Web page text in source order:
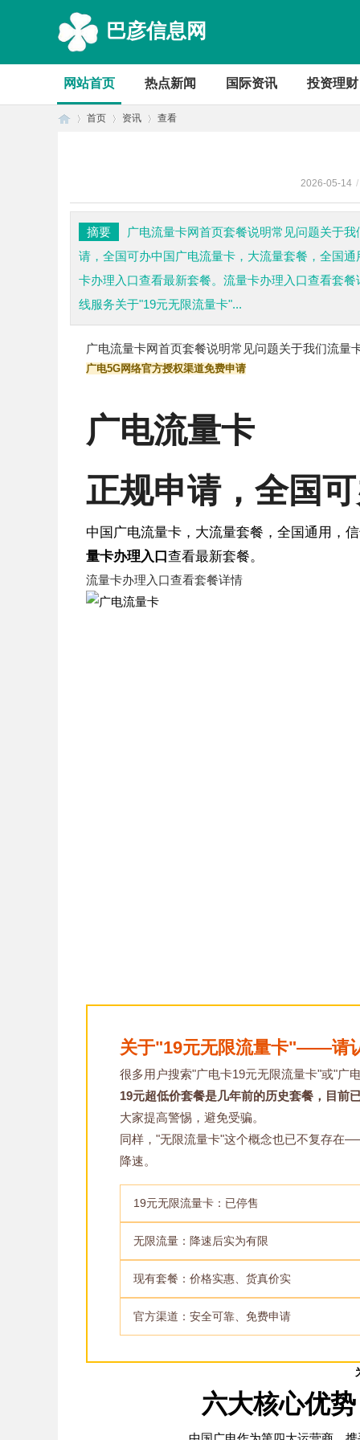
巴彦信息网
网站首页 热点新闻 国际资讯 投资理财
首页 资讯 查看
2026-05-14 /
摘要
广电流量卡网首页套餐说明常见问题关于
请，全国可办中国广电流量卡，大流量套餐，全国
卡办理入口查看最新套餐。流量卡办理入口查看套
线服务关于"19元无限流量卡"...
广电流量卡网首页套餐说明常见问题关于我们流量
广电5G网络官方授权渠道免费申请
广电流量卡
正规申请，全国
中国广电流量卡，大流量套餐，全国通用，
量卡办理入口查看最新套餐。
流量卡办理入口查看套餐详情
关于"19元无限流量卡"——请
很多用户搜索"广电卡19元无限流量卡"或"广
19元超低价套餐是几年前的历史套餐，目前
大家提高警惕，避免受骗。
同样，"无限流量卡"这个概念也已不复存在
降速。
19元无限流量卡：已停售
无限流量：降速后实为有限
现有套餐：价格实惠、货真价实
官方渠道：安全可靠、免费申请
六大核心优